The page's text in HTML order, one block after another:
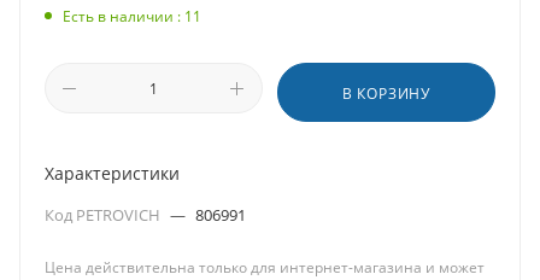
Есть в наличии : 11
В КОРЗИНУ
Характеристики
Код PETROVICH — 806991
Цена действительна только для интернет-магазина и может